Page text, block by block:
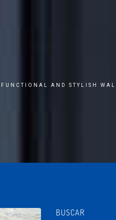
FUNCTIONAL AND STYLISH
BUSCAR